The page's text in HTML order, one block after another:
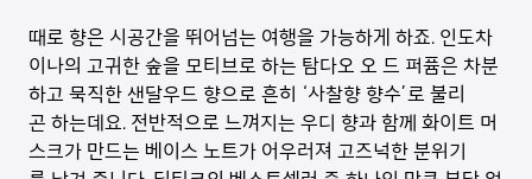
때로 향은 시공간을 뛰어넘는 여행을 가능하게 하죠. 인도차
이나의 고귀한 숲을 모티브로 하는 탐다오 오 드 퍼퓸은 차분
하고 묵직한 샌달우드 향으로 흔히 ‘사찰향 향수’로 불리
곤 하는데요. 전반적으로 느껴지는 우디 향과 함께 화이트 머
스크가 만드는 베이스 노트가 어우러져 고즈넉한 분위기